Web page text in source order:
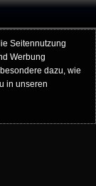
Seitennutzung
Werbung
dazu, wie
in unseren